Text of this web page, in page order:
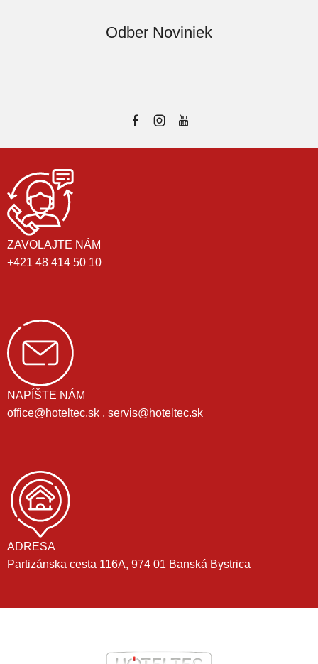
Odber Noviniek
ZAVOLAJTE NÁM
+421 48 414 50 10
NAPÍŠTE NÁM
office@hoteltec.sk , servis@hoteltec.sk
ADRESA
Partizánska cesta 116A, 974 01 Banská Bystrica